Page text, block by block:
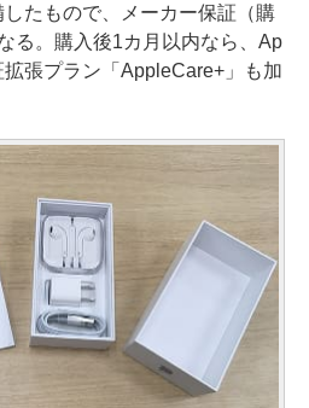
たもので、メーカー保証（購
る。購入後1カ月以内なら、Ap
張プラン「AppleCare+」も加